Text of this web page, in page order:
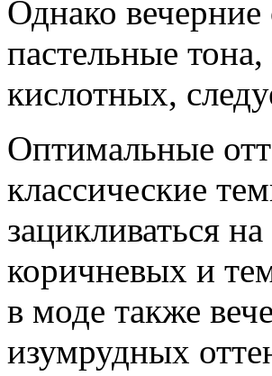
Однако
пастельные
кислотных,
Оптимальные
классические
зацикливаться
коричневых и
в моде также
изумрудных